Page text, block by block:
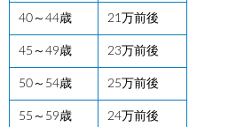
40～44歳 21万前後
45～49歳 23万前後
50～54歳 25万前後
55～59歳 24万前後